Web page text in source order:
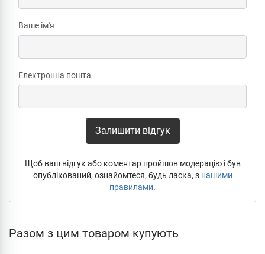
Ваше ім'я
Електронна пошта
Залишити відгук
Щоб ваш відгук або коментар пройшов модерацію і був
опублікований, ознайомтеся, будь ласка, з нашими
правилами.
Разом з цим товаром купують